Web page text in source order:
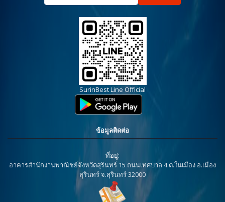
SurinBest Line Official
ข้อมูลติดต่อ
ที่อยู่:
อาคารสำนักงานพาณิชย์จังหวัดสุรินทร์ 15 ถนนเทศบาล 4 ต.ในเมือง อ.เมือง
สุรินทร์ จ.สุรินทร์ 32000